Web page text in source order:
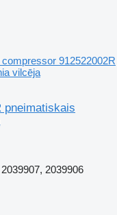
912522002R
vilcēja
pneimatiskais
2039906